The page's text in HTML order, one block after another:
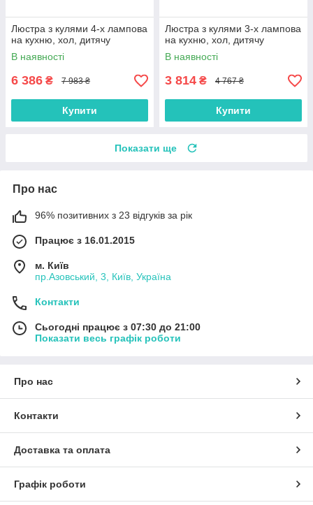
Люстра з кулями 4-х лампова
на кухню, хол, дитячу
В наявності
6 386 ₴ 7 983 ₴
Купити
Люстра з кулями 3-х лампова
на кухню, хол, дитячу
В наявності
3 814 ₴ 4 767 ₴
Купити
Показати ще
Про нас
96% позитивних з 23 відгуків за рік
Працює з 16.01.2015
м. Київ
пр.Азовський, 3, Київ, Україна
Контакти
Сьогодні працює з 07:30 до 21:00
Показати весь графік роботи
Про нас
Контакти
Доставка та оплата
Графік роботи